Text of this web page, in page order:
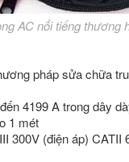
AC nổi tiếng thương
pháp sửa chữa
4199 A trong dây
1 mét
300V (điện áp) CATII